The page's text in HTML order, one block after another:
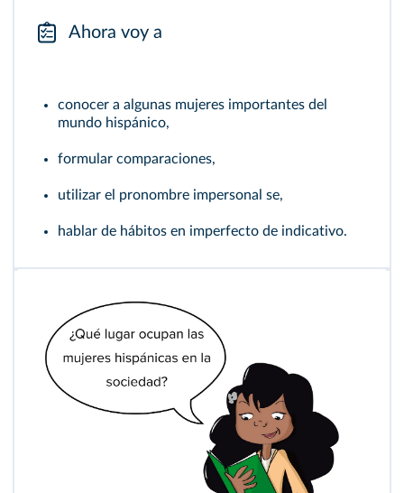
Ahora voy a
conocer a algunas mujeres importantes del
mundo hispánico,
formular comparaciones,
utilizar el pronombre impersonal se,
hablar de hábitos en imperfecto de indicativo.